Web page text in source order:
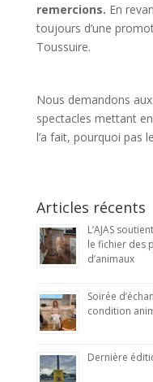
remercions. En
toujours d’une
Toussuire.
Nous demandons
spectacles mettant
l’a fait, pourquoi pas
Articles récents
L’AJAS
le fichier des
d’animaux
Soirée
condition
Dernière